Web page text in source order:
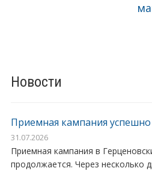
Новости
Приемная кампания
31.07.2026
Приемная кампания в
продолжается. Через несколько